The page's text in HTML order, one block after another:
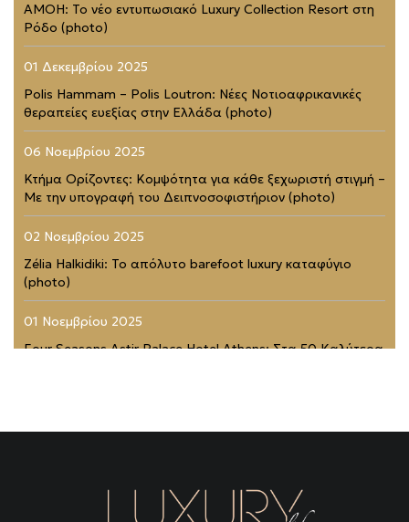
AMOH: Το νέο εντυπωσιακό Luxury Collection Resort στη
Ρόδο (photo)
01 Δεκεμβρίου 2025
Polis Hammam – Polis Loutron: Νέες Νοτιοαφρικανικές
θεραπείες ευεξίας στην Ελλάδα (photo)
06 Νοεμβρίου 2025
Κτήμα Ορίζοντες: Κομψότητα για κάθε ξεχωριστή στιγμή –
Με την υπογραφή του Δειπνοσοφιστήριον (photo)
02 Νοεμβρίου 2025
Zélia Halkidiki: Το απόλυτο barefoot luxury καταφύγιο
(photo)
01 Νοεμβρίου 2025
Four Seasons Astir Palace Hotel Athens: Στα 50 Καλύτερα
Rodopou & Beyond: Ένα από τα πιο εντυπωσιακά
31 Μαΐου 2025